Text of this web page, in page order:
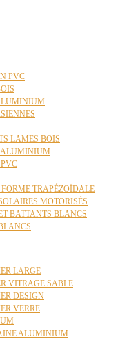
PVC
LAMES BOIS
ALUMINIUM
TRAPÉZOÏDALE
MOTORISÉS
BATTANTS BLANCS
LARGE
VITRAGE SABLE
DESIGN
VERRE
ALUMINIUM